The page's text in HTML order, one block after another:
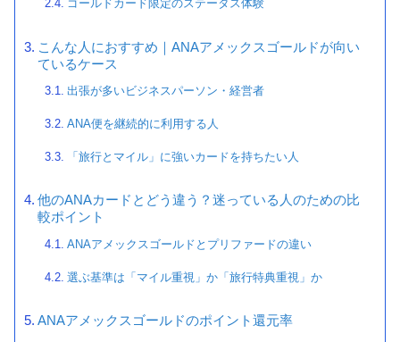
ゴールドカード限定のステータス体験
こんな人におすすめ｜ANAアメックスゴールドが向い
ているケース
出張が多いビジネスパーソン・経営者
ANA便を継続的に利用する人
「旅行とマイル」に強いカードを持ちたい人
他のANAカードとどう違う？迷っている人のための比
較ポイント
ANAアメックスゴールドとプリファードの違い
選ぶ基準は「マイル重視」か「旅行特典重視」か
ANAアメックスゴールドのポイント還元率